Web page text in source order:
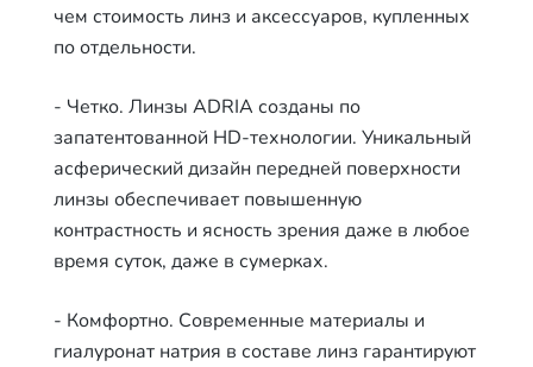
чем стоимость линз и аксессуаров, купленных
по отдельности.
- Четко. Линзы ADRIA созданы по
запатентованной HD-технологии. Уникальный
асферический дизайн передней поверхности
линзы обеспечивает повышенную
контрастность и ясность зрения даже в любое
время суток, даже в сумерках.
- Комфортно. Современные материалы и
гиалуронат натрия в составе линз гарантируют